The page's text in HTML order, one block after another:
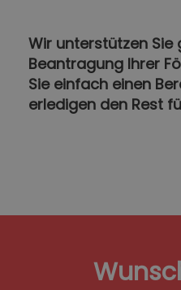
Wir unterstützen Sie
Beantragung Ihrer
Sie einfach einen
erledigen den Rest